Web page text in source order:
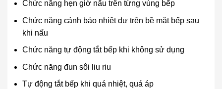
Chức năng hẹn giờ nấu trên từng vùng bếp
Chức năng cảnh báo nhiệt dư trên bề mặt bếp sau
khi nấu
Chức năng tự động tắt bếp khi không sử dụng
Chức năng đun sôi liu riu
Tự động tắt bếp khi quá nhiệt, quá áp